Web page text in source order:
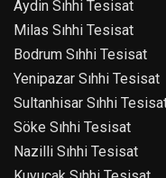
Aydin Sıhhi Tesisat
Milas Sıhhi Tesisat
Bodrum Sıhhi Tesisat
Yenipazar Sıhhi Tesisat
Sultanhisar Sıhhi
Söke Sıhhi Tesisat
Nazilli Sıhhi Tesisat